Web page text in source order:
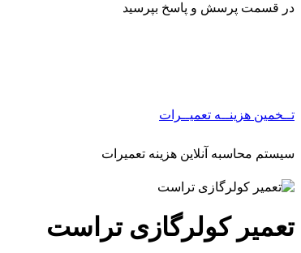
در قسمت پرسش و پاسخ بپرسید
تــخمین هزینــه تعمیــرات
سیستم محاسبه آنلاین هزینه تعمیرات
تعمیر کولرگازی تراست